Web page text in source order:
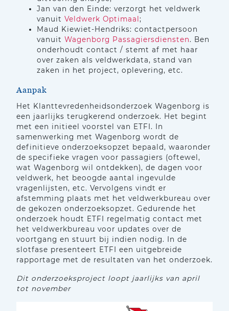
Jan van den Einde: verzorgt het veldwerk
vanuit Veldwerk Optimaal ;
Maud Kiewiet-Hendriks: contactpersoon
vanuit Wagenborg Passagiersdiensten. Ben
onderhoudt contact / stemt af met haar
over zaken als veldwerkdata, stand van
zaken in het project, oplevering, etc.
Aanpak
Het Klanttevredenheidsonderzoek Wagenborg is
een jaarlijks terugkerend onderzoek. Het begint
met een initieel voorstel van ETFI. In
samenwerking met Wagenborg wordt de
definitieve onderzoeksopzet bepaald, waaronder
de specifieke vragen voor passagiers (oftewel,
wat Wagenborg wil ontdekken), de dagen voor
veldwerk, het beoogde aantal ingevulde
vragenlijsten, etc. Vervolgens vindt er
afstemming plaats met het veldwerkbureau over
de gekozen onderzoeksopzet. Gedurende het
onderzoek houdt ETFI regelmatig contact met
het veldwerkbureau voor updates over de
voortgang en stuurt bij indien nodig. In de
slotfase presenteert ETFI een uitgebreide
rapportage met de resultaten van het onderzoek.
Dit onderzoeksproject loopt jaarlijks van april
tot november